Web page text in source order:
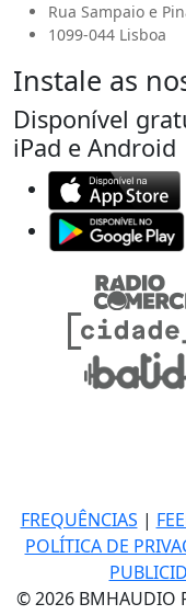
Rua Sampaio e
1099-044 Lisboa
Instale as
Disponível
iPad e Android
FREQUÊNCIAS |
POLÍTICA DE
© 2026 BMHAUDIO